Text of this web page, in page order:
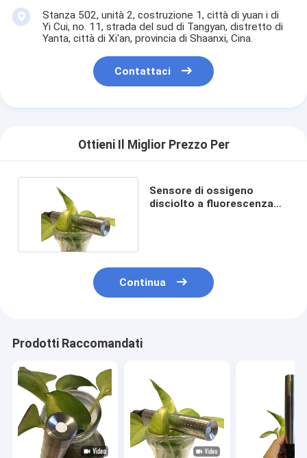
Stanza 502, unità 2, costruzione 1, città di yuan i di
Yi Cui, no. 11, strada del sud di Tangyan, distretto di
Yanta, città di Xi'an, provincia di Shaanxi, Cina.
Contattaci
Ottieni Il Miglior Prezzo Per
Sensore di ossigeno
disciolto a fluorescenza
Continua
Prodotti Raccomandati